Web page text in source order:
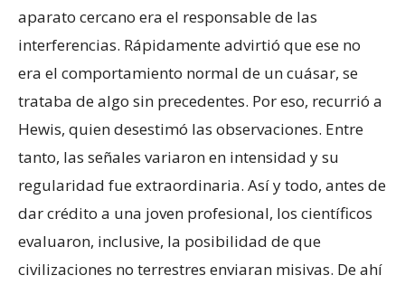
aparato cercano era el responsable de las
interferencias. Rápidamente advirtió que ese no
era el comportamiento normal de un cuásar, se
trataba de algo sin precedentes. Por eso, recurrió a
Hewis, quien desestimó las observaciones. Entre
tanto, las señales variaron en intensidad y su
regularidad fue extraordinaria. Así y todo, antes de
dar crédito a una joven profesional, los científicos
evaluaron, inclusive, la posibilidad de que
civilizaciones no terrestres enviaran misivas. De ahí